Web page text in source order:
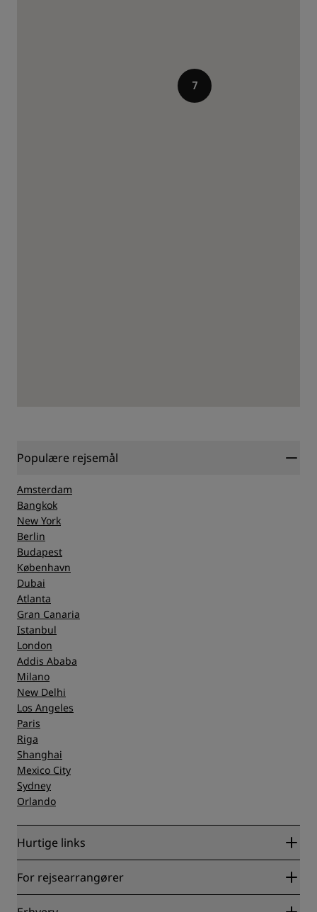
7
Populære rejsemål
Amsterdam
Bangkok
New York
Berlin
Budapest
København
Dubai
Atlanta
Gran Canaria
Istanbul
London
Addis Ababa
Milano
New Delhi
Los Angeles
Paris
Riga
Shanghai
Mexico City
Sydney
Orlando
Hurtige links
Radisson Rewards
Blog
For rejsearrangører
Partnere